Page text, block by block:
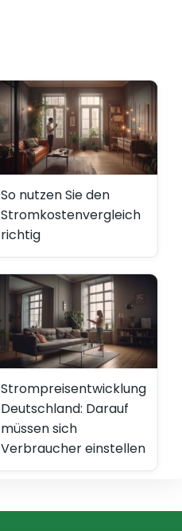
So nutzen Sie den
Stromkostenvergleich
richtig
Strompreisentwicklung
Deutschland: Darauf
müssen sich
Verbraucher einstellen